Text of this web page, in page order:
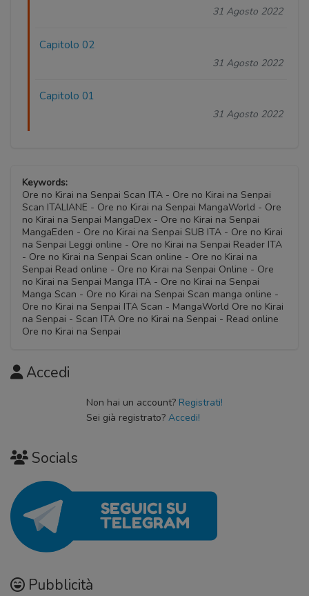
31 Agosto 2022
Capitolo 02
31 Agosto 2022
Capitolo 01
31 Agosto 2022
Keywords:
Ore no Kirai na Senpai Scan ITA - Ore no Kirai na Senpai
Scan ITALIANE - Ore no Kirai na Senpai MangaWorld - Ore
no Kirai na Senpai MangaDex - Ore no Kirai na Senpai
MangaEden - Ore no Kirai na Senpai SUB ITA - Ore no Kirai
na Senpai Leggi online - Ore no Kirai na Senpai Reader ITA
- Ore no Kirai na Senpai Scan online - Ore no Kirai na
Senpai Read online - Ore no Kirai na Senpai Online - Ore
no Kirai na Senpai Manga ITA - Ore no Kirai na Senpai
Manga Scan - Ore no Kirai na Senpai Scan manga online -
Ore no Kirai na Senpai ITA Scan - MangaWorld Ore no Kirai
na Senpai - Scan ITA Ore no Kirai na Senpai - Read online
Ore no Kirai na Senpai
Accedi
Non hai un account? Registrati!
Sei già registrato? Accedi!
Socials
Pubblicità